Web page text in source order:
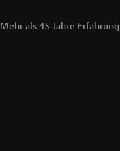
Mehr als 45 Jahre Erfahrung